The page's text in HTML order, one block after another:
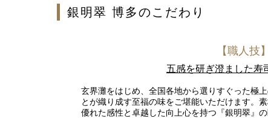
銀明翠 博多のこだわり
【職人技】
五感を研ぎ澄ました寿
玄界灘をはじめ、全国各地から選りすぐった極
とが織り成す至福の味をご堪能いただけます。
優れた感性と卓越した向上心を持つ『銀明翠』